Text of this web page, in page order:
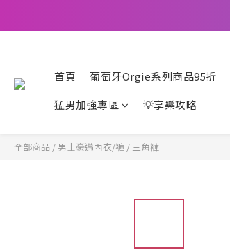
首頁 葡萄牙Orgie系列商品95折
猛男加強專區
💡享樂攻略
全部商品 / 男士豪邁內衣/褲 / 三角褲